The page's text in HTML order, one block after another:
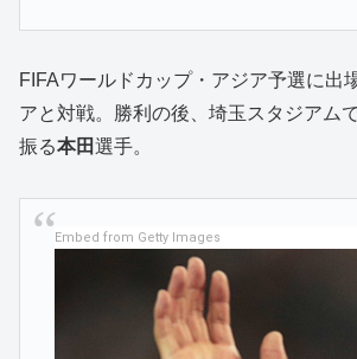
FIFAワールドカップ・アジア予選に出
アと対戦。勝利の後、埼玉スタジアム
振る本田選手。
Embed from Getty Images